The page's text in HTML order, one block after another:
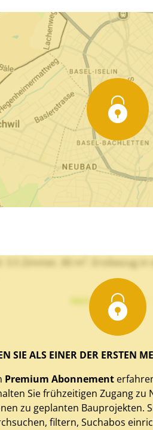
3.5 Zimmer, 80 m². Erstbezug
Mehr Text sehen
SIE ALS EINER DER ERSTEN
Premium Abonnement
Sie frühzeitigen Zugang zu
zu geplanten Bauprojekten.
filtern, Suchabos